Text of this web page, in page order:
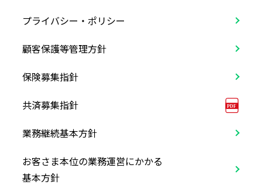
プライバシー・ポリシー
顧客保護等管理方針
保険募集指針
共済募集指針
業務継続基本方針
お客さま本位の業務運営にかかる
基本方針